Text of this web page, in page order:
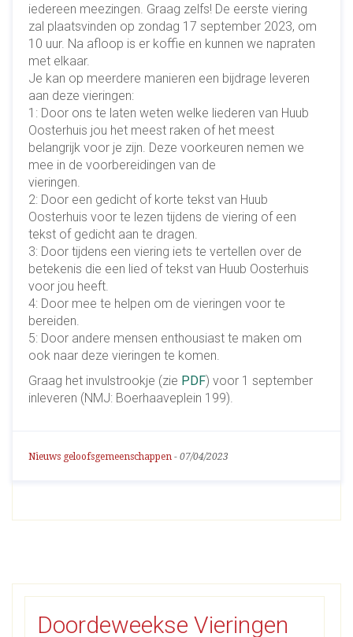
iedereen meezingen. Graag zelfs! De eerste viering
zal plaatsvinden op zondag 17 september 2023, om
10 uur. Na afloop is er koffie en kunnen we napraten
met elkaar.
Je kan op meerdere manieren een bijdrage leveren
aan deze vieringen:
1: Door ons te laten weten welke liederen van Huub
Oosterhuis jou het meest raken of het meest
belangrijk voor je zijn. Deze voorkeuren nemen we
mee in de voorbereidingen van de
vieringen.
2: Door een gedicht of korte tekst van Huub
Oosterhuis voor te lezen tijdens de viering of een
tekst of gedicht aan te dragen.
3: Door tijdens een viering iets te vertellen over de
betekenis die een lied of tekst van Huub Oosterhuis
voor jou heeft.
4: Door mee te helpen om de vieringen voor te
bereiden.
5: Door andere mensen enthousiast te maken om
ook naar deze vieringen te komen.
Graag het invulstrookje (zie PDF) voor 1 september
inleveren (NMJ: Boerhaaveplein 199).
Nieuws geloofsgemeenschappen - 07/04/2023
Doordeweekse Vieringen